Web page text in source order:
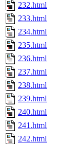
232.html
233.html
234.html
235.html
236.html
237.html
238.html
239.html
240.html
241.html
242.html